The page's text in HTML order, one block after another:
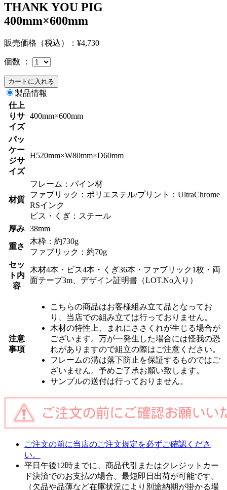
THANK YOU PIG
400mm×600mm
販売価格（税込）： ¥4,730
個数 ：
製品情報
仕上
りサ
イズ
400mm×600mm
パッ
ケー
ジサ
イズ
H520mm×W80mm×D60mm
材質
フレーム：パイン材
ファブリック：ポリエステル/プリント：UltraChrome
RSインク
ビス・くぎ：スチール
厚み 38mm
重さ
木枠：約730g
ファブリック：約70g
セッ
ト内
容
木材4本・ビス4本・くぎ36本・ファブリック1枚・両
面テープ3m、デザイン証明書（LOT.No入り）
注意
事項
こちらの商品はお客様組み立て品となってお
り、当店での組み立ては行っておりません。
木材の特性上、まれにささくれが生じる場合が
ございます。万が一発生した場合には怪我の恐
れがありますので組立の際はご注意ください。
フレームの溝は落下防止を保証するものではご
ざいません。予めご了承お願い致します。
サンプルの送付は行っておりません。
ご注文の前に当店のご注文規定を必ずご確認くださ
い。
平日午後12時までに、商品代引またはクレジットカー
ド決済でのお支払の場合、最短即日出荷が可能です。
（欠品や品薄など在庫状況により別途納期が掛かる場